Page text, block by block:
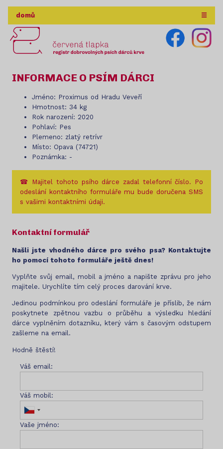
domů ☰
INFORMACE O PSÍM DÁRCI
Jméno: Proximus od Hradu Veveří
Hmotnost: 34 kg
Rok narození: 2020
Pohlaví: Pes
Plemeno: zlatý retrívr
Místo: Opava (74721)
Poznámka: -
☎ Majitel tohoto psího dárce zadal telefonní číslo. Po
odeslání kontaktního formuláře mu bude doručena SMS
s vašimi kontaktními údaji.
Kontaktní formulář
Našli jste vhodného dárce pro svého psa? Kontaktujte
ho pomocí tohoto formuláře ještě dnes!
Vyplňte svůj email, mobil a jméno a napište zprávu pro jeho
majitele. Urychlíte tím celý proces darování krve.
Jedinou podmínkou pro odeslání formuláře je příslib, že nám
poskytnete zpětnou vazbu o průběhu a výsledku hledání
dárce vyplněním dotazníku, který vám s časovým odstupem
zašleme na email.
Hodně štěstí!
Váš email:
Váš mobil:
Vaše jméno: